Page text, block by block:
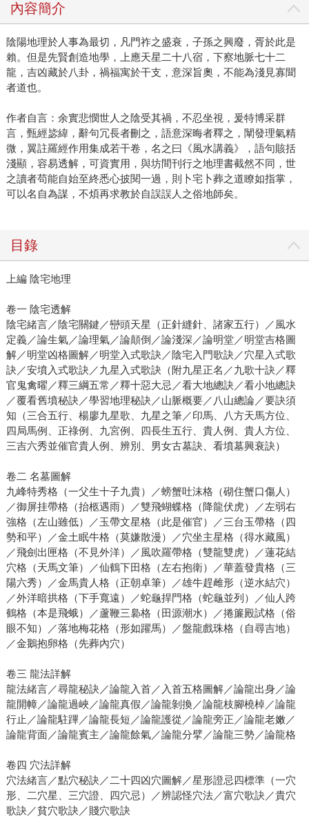
內容簡介
陰陽地理於人事為最切，凡門祚之盛衰，子孫之興廢，胥於此是
賴。但是先賢創造地學，上應天星二十八宿，下察地脈七十二
龍，吉凶藏於八卦，禍福寓於干支，意深旨奧，不能為淺見寡聞
者道也。
作者自言：余實悲憫世人之陰受其禍，不忍坐視，爰特博采群
言，甄經毖緯，辭句冗長者刪之，語意深晦者釋之，闡發理氣精
微，翼註羅經作用集成若干卷，名之曰《風水講義》，語句賅括
淺顯，容易透解，可資實用，與坊間刊行之地理書截然不同，世
之讀者苟能自始至終悉心披閱一過，則卜宅卜葬之道瞭如指掌，
可以名自為謀，不煩再求教於自誤誤人之俗地師矣。
目錄
上編 陰宅地理
卷一 陰宅透解
陰宅緒言／陰宅關鍵／巒頭天星（正針縫針、諸家五行）／風水
定義／論生氣／論理氣／論顛倒／論淺深／論明堂／明堂吉格圖
解／明堂凶格圖解／明堂入式歌訣／陰宅入門歌訣／穴星入式歌
訣／安墳入式歌訣／九星入式歌訣（附九星正名／九歌十訣／釋
官鬼禽曜／釋三綱五常／釋十惡大忌／看大地總訣／看小地總訣
／覆看舊墳秘訣／學習地理秘訣／山脈概要／八山總論／要訣須
知（三合五行、楊廖九星歌、九星之筆／印馬、八方天馬方位、
四局馬例、正祿例、九宮例、四長生五行、貴人例、貴人方位、
三吉六秀並催官貴人例、辨別、男女古墓訣、看墳墓興衰訣）
卷二 名墓圖解
九峰特秀格（一父生十子九貴）／螃蟹吐沫格（砌住蟹口傷人）
／御屏挂帶格（抬柩遇雨）／雙飛蝴蝶格（降龍伏虎）／左弱右
強格（左山雖低）／玉帶文星格（此是催官）／三台玉帶格（四
勢和平）／金土眠牛格（莫嫌散漫）／穴坐主星格（得水藏風）
／飛劍出匣格（不見外洋）／風吹羅帶格（雙龍雙虎）／蓮花結
穴格（天馬文筆）／仙鶴下田格（左右抱衛）／華蓋發貴格（三
陽六秀）／金馬貴人格（正朝卓筆）／雄牛趕雌形（逆水結穴）
／外洋暗拱格（下手寬遠）／蛇龜捍門格（蛇龜並列）／仙人跨
鶴格（本是飛蛾）／蘆鞭三裊格（田源潮水）／捲簾殿試格（俗
眼不知）／落地梅花格（形如躍馬）／盤龍戲珠格（自尋吉地）
／金鵝抱卵格（先葬內穴）
卷三 龍法詳解
龍法緒言／尋龍秘訣／論龍入首／入首五格圖解／論龍出身／論
龍開幛／論龍過峽／論龍真假／論龍剝換／論龍枝腳橈棹／論龍
行止／論龍駐蹕／論龍長短／論龍護從／論龍旁正／論龍老嫩／
論龍背面／論龍賓主／論龍餘氣／論龍分擘／論龍三勢／論龍格
卷四 穴法詳解
穴法緒言／點穴秘訣／二十四凶穴圖解／星形證忌四標準（一穴
形、二穴星、三穴證、四穴忌）／辨認怪穴法／富穴歌訣／貴穴
歌訣／貧穴歌訣／賤穴歌訣